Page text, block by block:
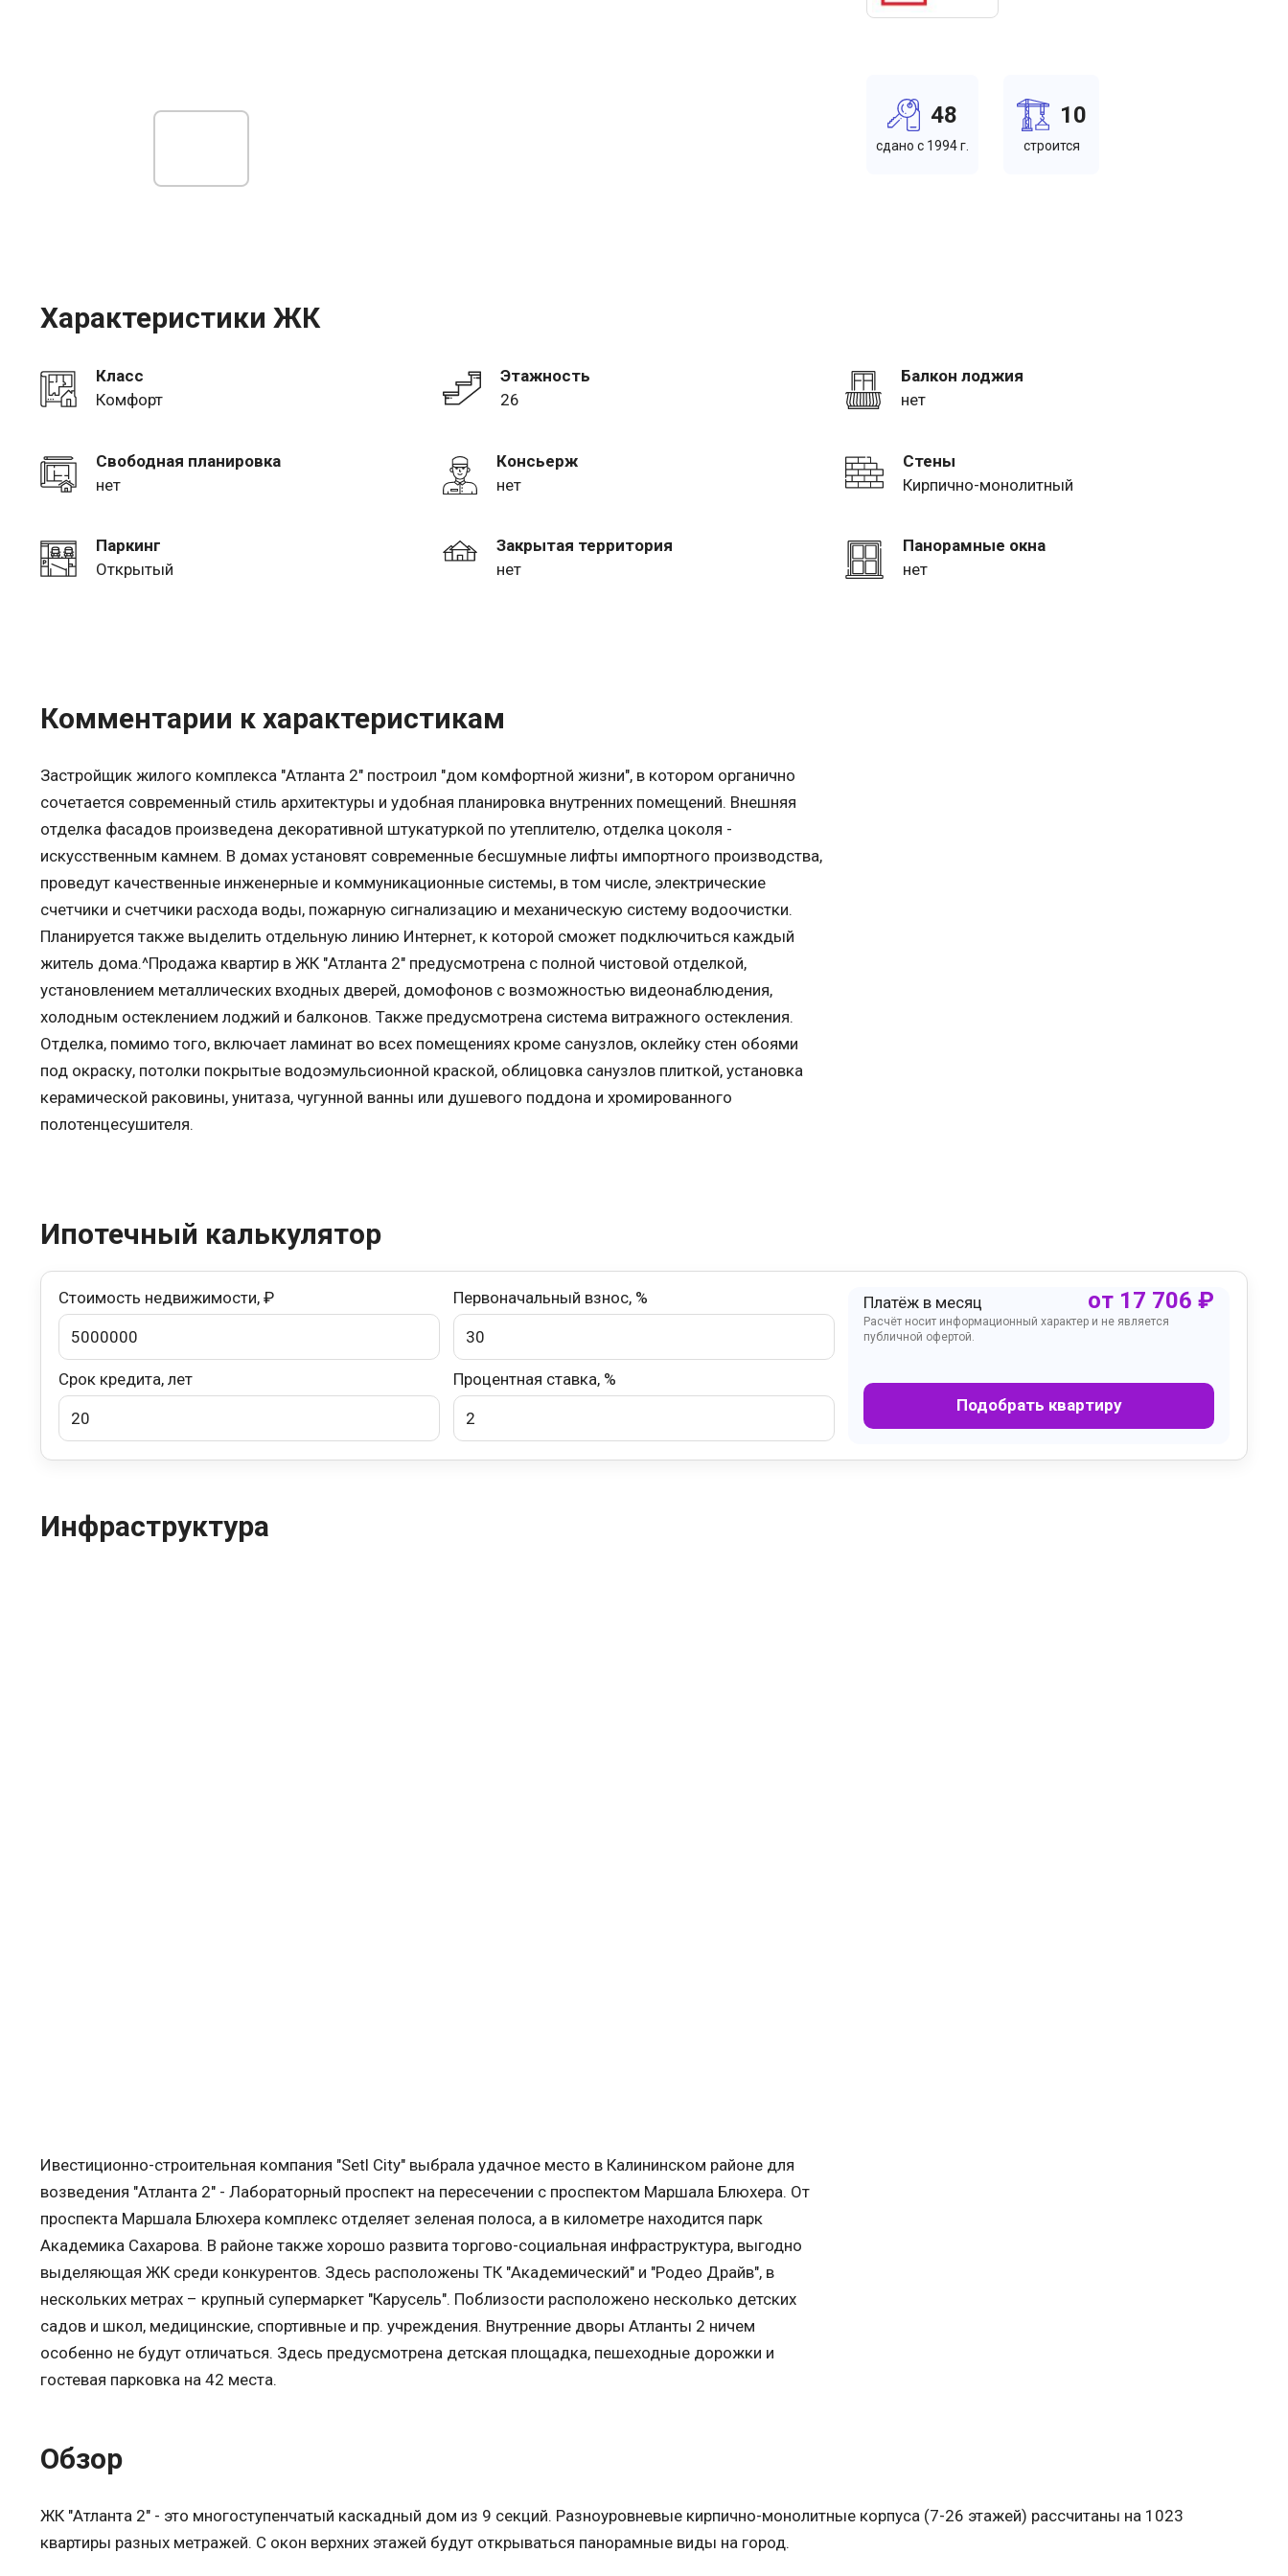
48
cдано c 1994 г.
10
cтроится
Характеристики ЖК
Класс
Комфорт
Этажность
26
Балкон лоджия
нет
Свободная планировка
нет
Консьерж
нет
Стены
Кирпично-монолитный
Паркинг
Открытый
Закрытая территория
нет
Панорамные окна
нет
Комментарии к характеристикам
Застройщик жилого комплекса "Атланта 2" построил "дом комфортной жизни", в котором органично
сочетается современный стиль архитектуры и удобная планировка внутренних помещений. Внешняя
отделка фасадов произведена декоративной штукатуркой по утеплителю, отделка цоколя -
искусственным камнем. В домах установят современные бесшумные лифты импортного производства,
проведут качественные инженерные и коммуникационные системы, в том числе, электрические
счетчики и счетчики расхода воды, пожарную сигнализацию и механическую систему водоочистки.
Планируется также выделить отдельную линию Интернет, к которой сможет подключиться каждый
житель дома.^Продажа квартир в ЖК "Атланта 2" предусмотрена с полной чистовой отделкой,
установлением металлических входных дверей, домофонов с возможностью видеонаблюдения,
холодным остеклением лоджий и балконов. Также предусмотрена система витражного остекления.
Отделка, помимо того, включает ламинат во всех помещениях кроме санузлов, оклейку стен обоями
под окраску, потолки покрытые водоэмульсионной краской, облицовка санузлов плиткой, установка
керамической раковины, унитаза, чугунной ванны или душевого поддона и хромированного
полотенцесушителя.
Ипотечный калькулятор
Стоимость недвижимости, ₽ Первоначальный взнос, %
Срок кредита, лет Процентная ставка, %
Платёж в месяц от 17 706 ₽
Расчёт носит информационный характер и не является
публичной офертой.
Подобрать квартиру
Инфраструктура
Ивестиционно-строительная компания "Setl City" выбрала удачное место в Калининском районе для
возведения "Атланта 2" - Лабораторный проспект на пересечении с проспектом Маршала Блюхера. От
проспекта Маршала Блюхера комплекс отделяет зеленая полоса, а в километре находится парк
Академика Сахарова. В районе также хорошо развита торгово-социальная инфраструктура, выгодно
выделяющая ЖК среди конкурентов. Здесь расположены ТК "Академический" и "Родео Драйв", в
нескольких метрах – крупный супермаркет "Карусель". Поблизости расположено несколько детских
садов и школ, медицинские, спортивные и пр. учреждения. Внутренние дворы Атланты 2 ничем
особенно не будут отличаться. Здесь предусмотрена детская площадка, пешеходные дорожки и
гостевая парковка на 42 места.
Обзор
ЖК "Атланта 2" - это многоступенчатый каскадный дом из 9 секций. Разноуровневые кирпично-монолитные корпуса (7-26 этажей) рассчитаны на 1023
квартиры разных метражей. С окон верхних этажей будут открываться панорамные виды на город.